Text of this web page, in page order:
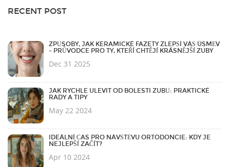
RECENT POST
ZPŮSOBY, JAK KERAMICKÉ FAZETY ZLEPŠÍ VÁŠ ÚSMĚV
- PRŮVODCE PRO TY, KTEŘÍ CHTĚJÍ KRÁSNĚJŠÍ ZUBY
Dec 31 2025
JAK RYCHLE ULEVIT OD BOLESTI ZUBŮ: PRAKTICKÉ
RADY A TIPY
May 22 2024
IDEÁLNÍ ČAS PRO NÁVŠTĚVU ORTODONCIE: KDY JE
NEJLEPŠÍ ZAČÍT?
Apr 10 2024